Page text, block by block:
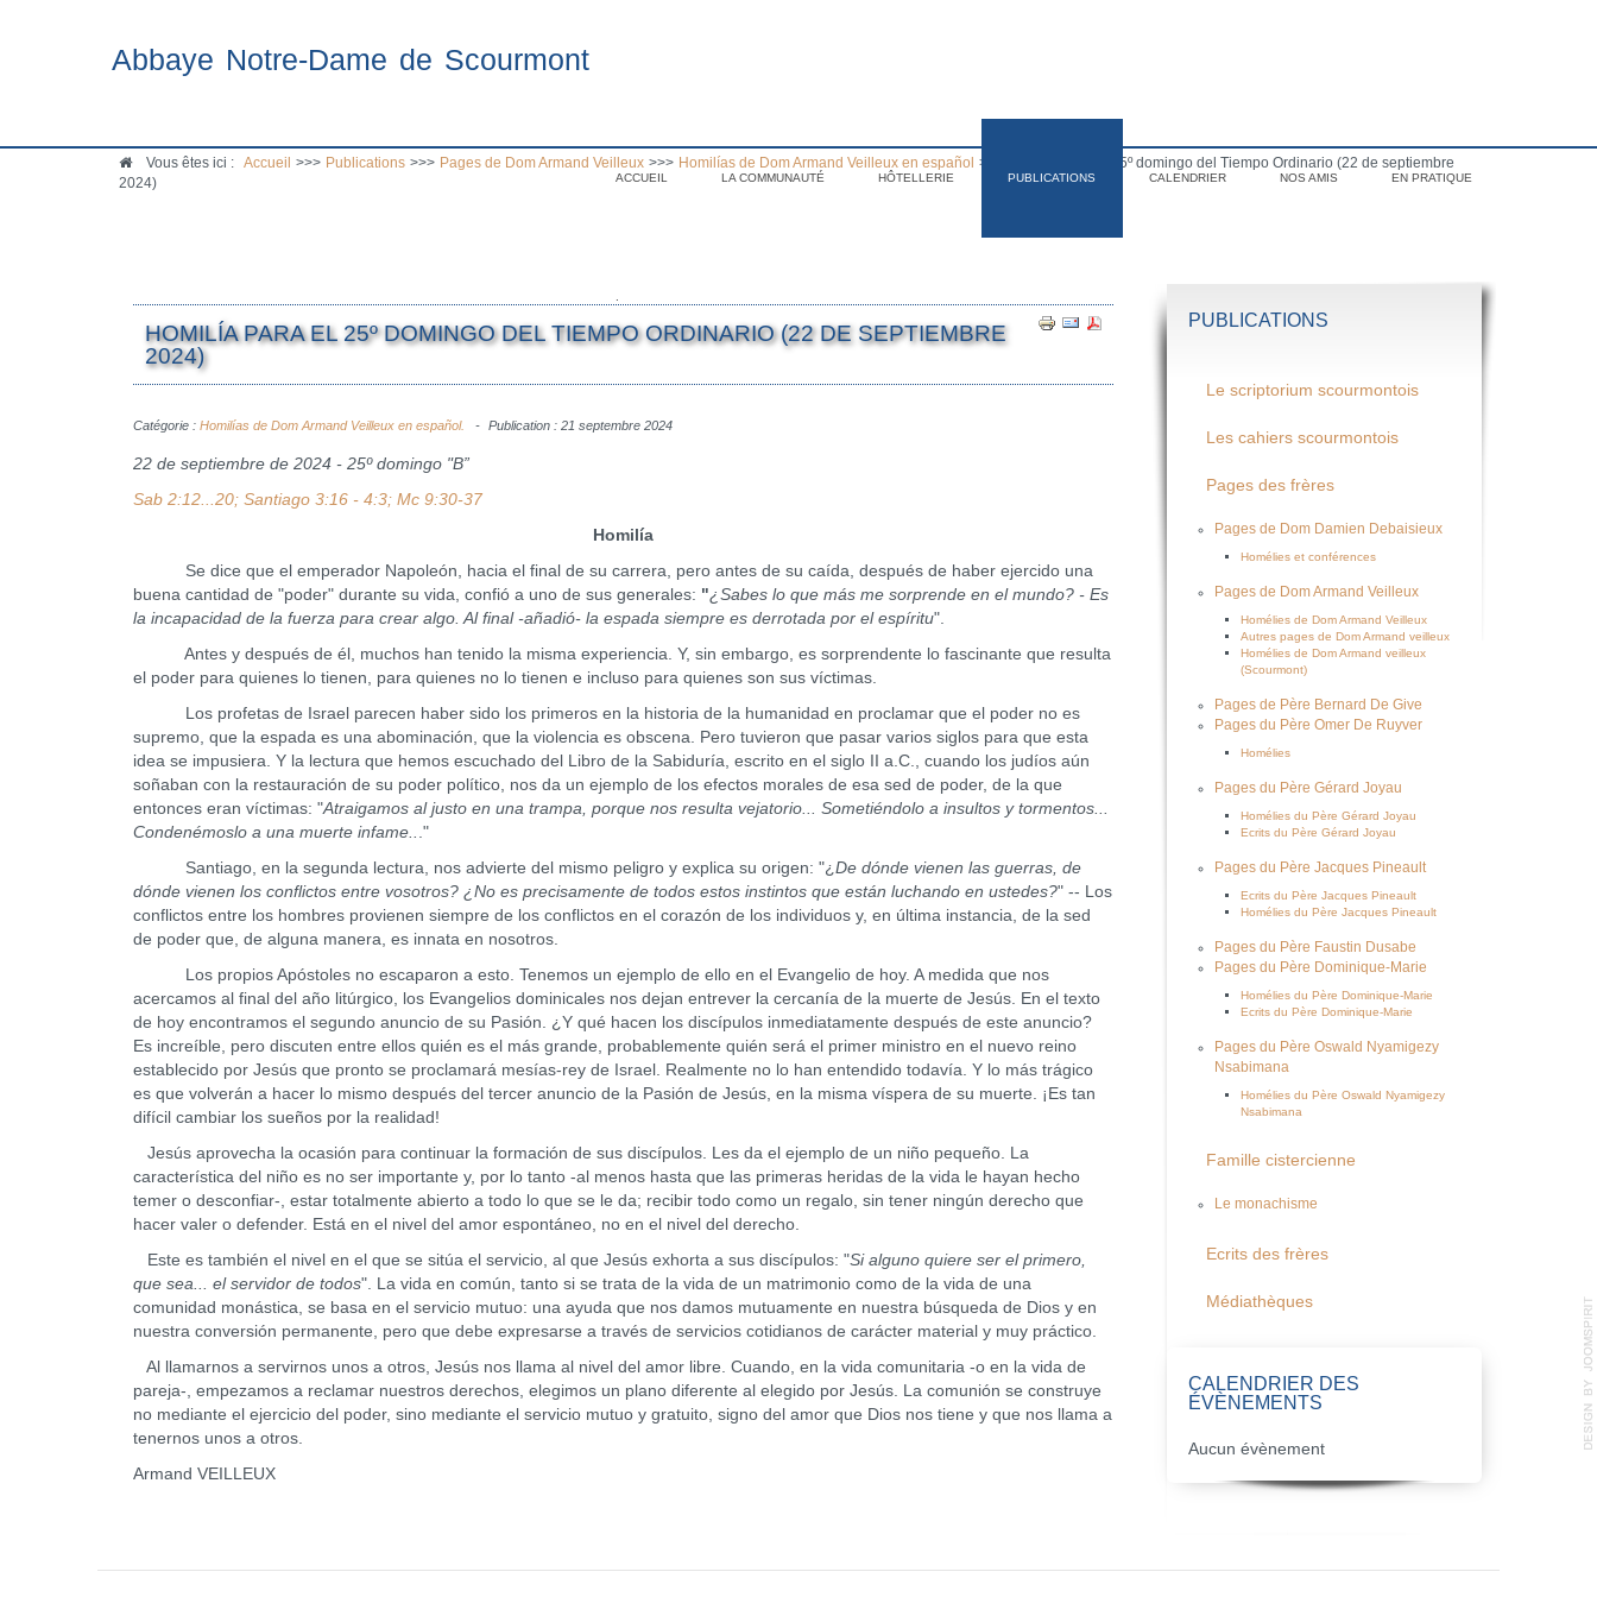
Abbaye Notre-Dame de Scourmont
ACCUEIL LA COMMUNAUTÉ HÔTELLERIE PUBLICATIONS CALENDRIER NOS AMIS EN PRATIQUE
Vous êtes ici : Accueil >>> Publications >>> Pages de Dom Armand Veilleux >>> Homilías de Dom Armand Veilleux en español >>>
Homilía para el 25º domingo del Tiempo Ordinario (22 de septiembre
2024)
HOMILÍA PARA EL 25º DOMINGO DEL TIEMPO ORDINARIO (22 DE SEPTIEMBRE
2024)
Catégorie : Homilías de Dom Armand Veilleux en español. Publication : 21 septembre 2024
22 de septiembre de 2024 - 25º domingo "B”
Sab 2:12...20; Santiago 3:16 - 4:3; Mc 9:30-37
Homilía
Se dice que el emperador Napoleón, hacia el final de su carrera, pero antes de su caída, después de haber ejercido una
buena cantidad de "poder" durante su vida, confió a uno de sus generales: "¿Sabes lo que más me sorprende en el mundo? - Es
la incapacidad de la fuerza para crear algo. Al final -añadió- la espada siempre es derrotada por el espíritu".
Antes y después de él, muchos han tenido la misma experiencia. Y, sin embargo, es sorprendente lo fascinante que resulta
el poder para quienes lo tienen, para quienes no lo tienen e incluso para quienes son sus víctimas.
Los profetas de Israel parecen haber sido los primeros en la historia de la humanidad en proclamar que el poder no es
supremo, que la espada es una abominación, que la violencia es obscena. Pero tuvieron que pasar varios siglos para que esta
idea se impusiera. Y la lectura que hemos escuchado del Libro de la Sabiduría, escrito en el siglo II a.C., cuando los judíos aún
soñaban con la restauración de su poder político, nos da un ejemplo de los efectos morales de esa sed de poder, de la que
entonces eran víctimas: "Atraigamos al justo en una trampa, porque nos resulta vejatorio... Sometiéndolo a insultos y tormentos...
Condenémoslo a una muerte infame.. ."
Santiago, en la segunda lectura, nos advierte del mismo peligro y explica su origen: "¿De dónde vienen las guerras, de
dónde vienen los conflictos entre vosotros? ¿No es precisamente de todos estos instintos que están luchando en ustedes?" -- Los
conflictos entre los hombres provienen siempre de los conflictos en el corazón de los individuos y, en última instancia, de la sed
de poder que, de alguna manera, es innata en nosotros.
Los propios Apóstoles no escaparon a esto. Tenemos un ejemplo de ello en el Evangelio de hoy. A medida que nos
acercamos al final del año litúrgico, los Evangelios dominicales nos dejan entrever la cercanía de la muerte de Jesús. En el texto
de hoy encontramos el segundo anuncio de su Pasión. ¿Y qué hacen los discípulos inmediatamente después de este anuncio?
Es increíble, pero discuten entre ellos quién es el más grande, probablemente quién será el primer ministro en el nuevo reino
establecido por Jesús que pronto se proclamará mesías-rey de Israel. Realmente no lo han entendido todavía. Y lo más trágico
es que volverán a hacer lo mismo después del tercer anuncio de la Pasión de Jesús, en la misma víspera de su muerte. ¡Es tan
difícil cambiar los sueños por la realidad!
Jesús aprovecha la ocasión para continuar la formación de sus discípulos. Les da el ejemplo de un niño pequeño. La
característica del niño es no ser importante y, por lo tanto -al menos hasta que las primeras heridas de la vida le hayan hecho
temer o desconfiar-, estar totalmente abierto a todo lo que se le da; recibir todo como un regalo, sin tener ningún derecho que
hacer valer o defender. Está en el nivel del amor espontáneo, no en el nivel del derecho.
Este es también el nivel en el que se sitúa el servicio, al que Jesús exhorta a sus discípulos: "Si alguno quiere ser el primero,
que sea... el servidor de todos". La vida en común, tanto si se trata de la vida de un matrimonio como de la vida de una
comunidad monástica, se basa en el servicio mutuo: una ayuda que nos damos mutuamente en nuestra búsqueda de Dios y en
nuestra conversión permanente, pero que debe expresarse a través de servicios cotidianos de carácter material y muy práctico.
Al llamarnos a servirnos unos a otros, Jesús nos llama al nivel del amor libre. Cuando, en la vida comunitaria -o en la vida de
pareja-, empezamos a reclamar nuestros derechos, elegimos un plano diferente al elegido por Jesús. La comunión se construye
no mediante el ejercicio del poder, sino mediante el servicio mutuo y gratuito, signo del amor que Dios nos tiene y que nos llama a
tenernos unos a otros.
Armand VEILLEUX
PUBLICATIONS
Le scriptorium scourmontois
Les cahiers scourmontois
Pages des frères
Pages de Dom Damien Debaisieux
Homélies et conférences
Pages de Dom Armand Veilleux
Homélies de Dom Armand Veilleux
Autres pages de Dom Armand veilleux
Homélies de Dom Armand veilleux
(Scourmont)
Pages de Père Bernard De Give
Pages du Père Omer De Ruyver
Homélies
Pages du Père Gérard Joyau
Homélies du Père Gérard Joyau
Ecrits du Père Gérard Joyau
Pages du Père Jacques Pineault
Ecrits du Père Jacques Pineault
Homélies du Père Jacques Pineault
Pages du Père Faustin Dusabe
Pages du Père Dominique-Marie
Homélies du Père Dominique-Marie
Ecrits du Père Dominique-Marie
Pages du Père Oswald Nyamigezy
Nsabimana
Homélies du Père Oswald Nyamigezy
Nsabimana
Famille cistercienne
Le monachisme
Ecrits des frères
Médiathèques
CALENDRIER DES
ÉVÈNEMENTS
Aucun évènement